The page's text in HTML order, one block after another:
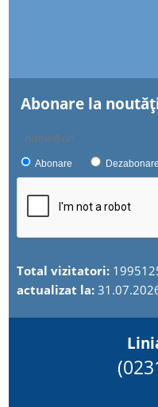
Abonare la
Abonare Dezabonare
Total vizitatori:
actualizat la: